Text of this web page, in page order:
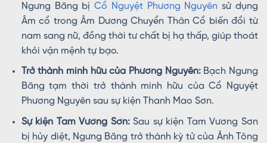
Ngưng Băng bịCổ Nguyệt Phương Nguyên sử dụng
Âm cổ trong Âm Dương Chuyển Thân Cổ biến đổi từ
nam sang nữ, đồng thời tư chất bị hạ thấp, giúp thoát
khỏi vận mệnh tự bạo.
Trở thành minh hữu của Phương Nguyên:Bạch Ngưng
Băng tạm thời trở thành minh hữu của Cổ Nguyệt
Phương Nguyên sau sự kiện Thanh Mao Sơn.
Sự kiện Tam Vương Sơn:Sau sự kiện Tam Vương Sơn
bị hủy diệt, Ngưng Băng trở thành kỳ tử của Ảnh Tông